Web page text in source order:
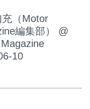
ング」は、ドラ
スペースの前方
を停めて外に出
らBMWディスプ
うものである。
（Motor
編集部）
@